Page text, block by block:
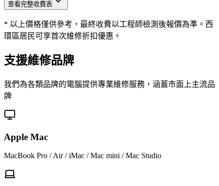
查看完整收費表
* 以上價格僅供參考，最終收費以工程師檢測後報價為準。西
環區居民可享首次維修折扣優惠。
支援維修品牌
我們為各類品牌的電腦提供專業維修服務，涵蓋市面上主流品
牌
Apple Mac
MacBook Pro / Air / iMac / Mac mini / Mac Studio